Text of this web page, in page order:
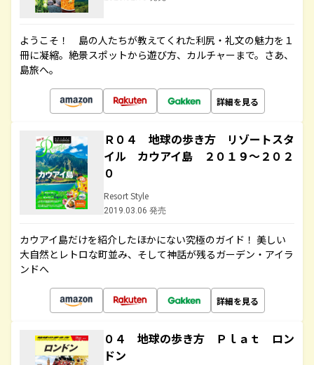
ようこそ！ 島の人たちが教えてくれた利尻・礼文の魅力を１
冊に凝縮。絶景スポットから遊び方、カルチャーまで。さあ、
島旅へ。
詳細を見る
Ｒ０４ 地球の歩き方 リゾートスタ
イル カウアイ島 ２０１９～２０２
０
Resort Style
2019.03.06 発売
カウアイ島だけを紹介したほかにない究極のガイド！ 美しい
大自然とレトロな町並み、そして神話が残るガーデン・アイラ
ンドへ
詳細を見る
０４ 地球の歩き方 Ｐｌａｔ ロン
ドン